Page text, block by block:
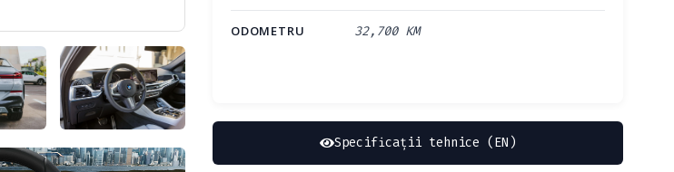
ODOMETRU 32,700 KM
Specificații tehnice (EN)